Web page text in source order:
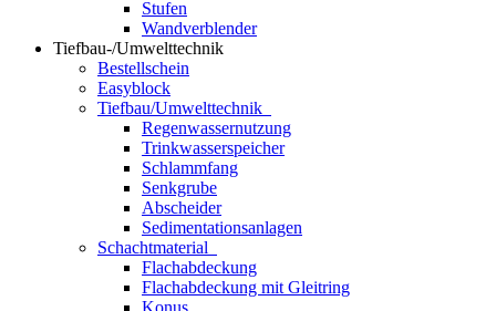
Stufen
Wandverblender
Tiefbau-/Umwelttechnik
Bestellschein
Easyblock
Tiefbau/Umwelttechnik
Regenwassernutzung
Trinkwasserspeicher
Schlammfang
Senkgrube
Abscheider
Sedimentationsanlagen
Schachtmaterial
Flachabdeckung
Flachabdeckung mit Gleitring
Konus